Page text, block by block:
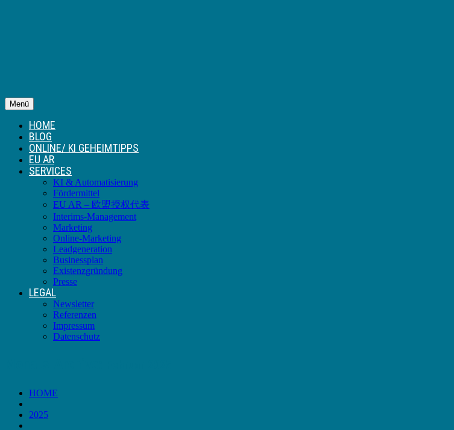
Menü
HOME
BLOG
ONLINE/ KI GEHEIMTIPPS
EU AR
SERVICES
KI & Automatisierung
Fördermittel
EU AR – 欧盟授权代表
Interims-Management
Marketing
Online-Marketing
Leadgeneration
Businessplan
Existenzgründung
Presse
LEGAL
Newsletter
Referenzen
Impressum
Datenschutz
HOME
2025